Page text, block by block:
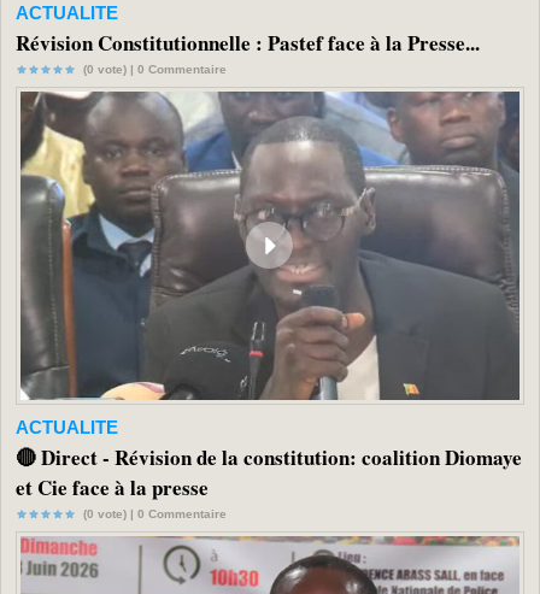
ACTUALITE
Révision Constitutionnelle : Pastef face à la Presse...
(0 vote) | 0 Commentaire
ACTUALITE
🔴 Direct - Révision de la constitution: coalition Diomaye
et Cie face à la presse
(0 vote) | 0 Commentaire